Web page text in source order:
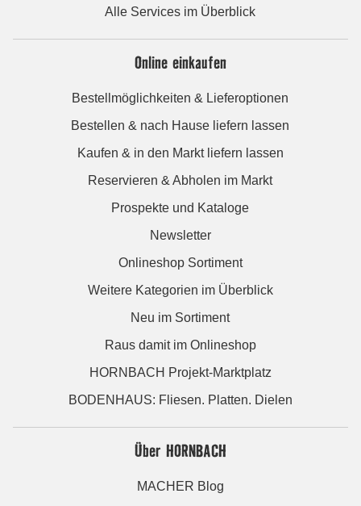
Alle Services im Überblick
Online einkaufen
Bestellmöglichkeiten & Lieferoptionen
Bestellen & nach Hause liefern lassen
Kaufen & in den Markt liefern lassen
Reservieren & Abholen im Markt
Prospekte und Kataloge
Newsletter
Onlineshop Sortiment
Weitere Kategorien im Überblick
Neu im Sortiment
Raus damit im Onlineshop
HORNBACH Projekt-Marktplatz
BODENHAUS: Fliesen. Platten. Dielen
Über HORNBACH
MACHER Blog